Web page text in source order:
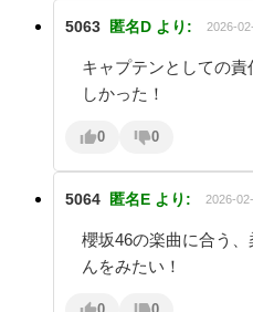
5063 匿名D より: 2026-
キャプテンとしての
しかった！
0 0
5064 匿名E より: 2026-
櫻坂46の楽曲に合う
んをみたい！